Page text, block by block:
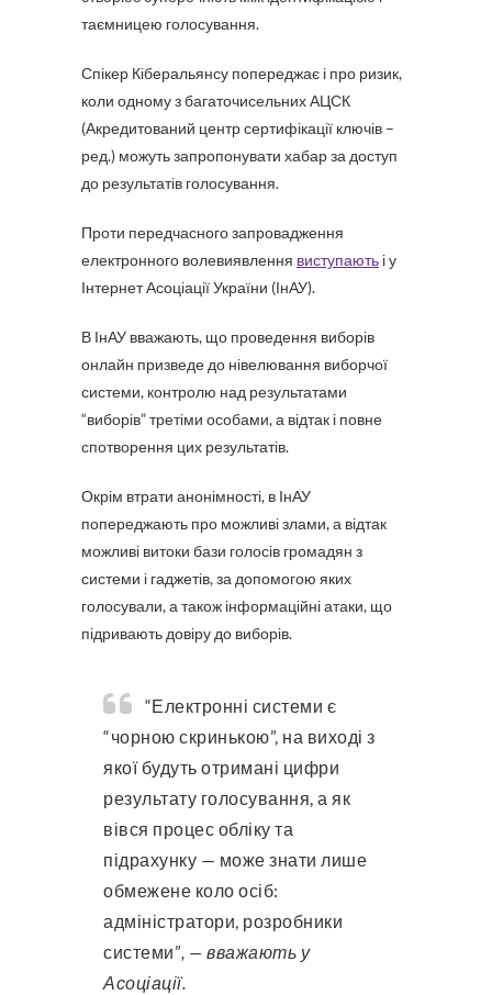
таємницею голосування.
Спікер Кіберальянсу попереджає і про ризик,
коли одному з багаточисельних АЦСК
(Акредитований центр сертифікації ключів –
ред.) можуть запропонувати хабар за доступ
до результатів голосування.
Проти передчасного запровадження
електронного волевиявлення виступають і у
Інтернет Асоціації України (ІнАУ).
В ІнАУ вважають, що проведення виборів
онлайн призведе до нівелювання виборчої
системи, контролю над результатами
“виборів” третіми особами, а відтак і повне
спотворення цих результатів.
Окрім втрати анонімності, в ІнАУ
попереджають про можливі злами, а відтак
можливі витоки бази голосів громадян з
системи і гаджетів, за допомогою яких
голосували, а також інформаційні атаки, що
підривають довіру до виборів.
“Електронні системи є
“чорною скринькою”, на виході з
якої будуть отримані цифри
результату голосування, а як
вівся процес обліку та
підрахунку — може знати лише
обмежене коло осіб:
адміністратори, розробники
системи”, — вважають у
Асоціації.